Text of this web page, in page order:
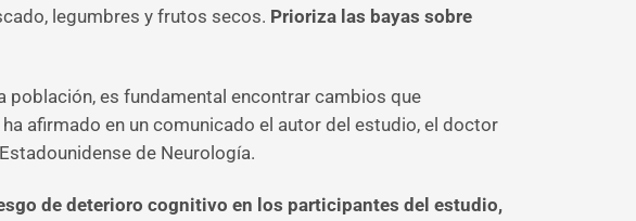
legumbres y frutos secos. Prioriza las bayas sobre
población, es fundamental encontrar cambios que
afirmado en un comunicado el autor del estudio, el doctor
de Neurología.
de deterioro cognitivo en los participantes del estudio,